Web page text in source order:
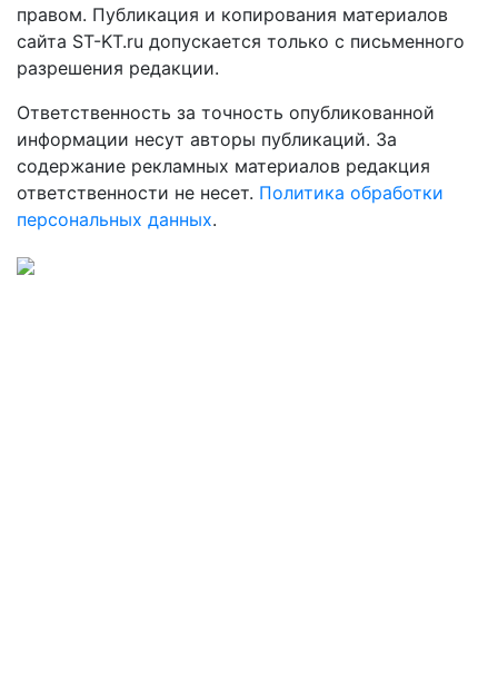
правом. Публикация и копирования материалов
сайта ST-KT.ru допускается только с письменного
разрешения редакции.
Ответственность за точность опубликованной
информации несут авторы публикаций. За
содержание рекламных материалов редакция
ответственности не несет. Политика обработки
персональных данных.